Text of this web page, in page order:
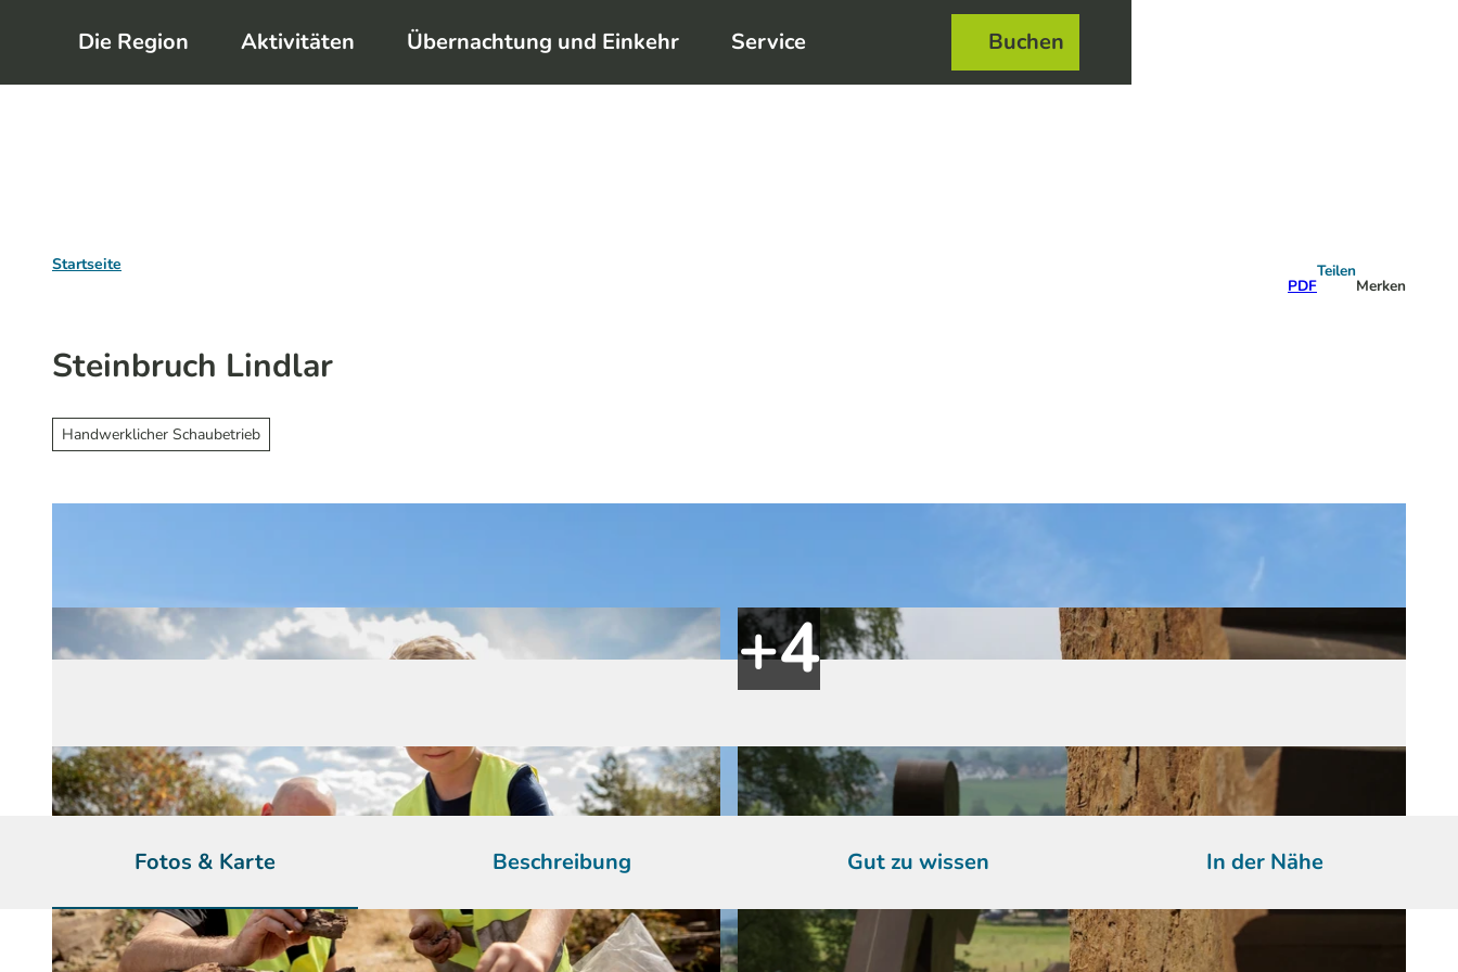
m
Die Region Aktivitäten Übernachtung und Einkehr Service Buchen
Startseite
PDF
Teilen
Merken
Steinbruch Lindlar
Handwerklicher Schaubetrieb
Fotos & Karte Beschreibung Gut zu wissen In der Nähe